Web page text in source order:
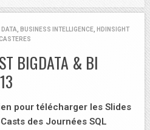
DATA BUSINESS INTELLIGENCE
HDINSIGHT
BIGDATA & BI
pour télécharger les Slides
des Journées SQL